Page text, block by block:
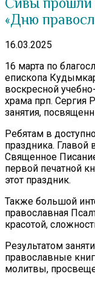
«Дню
16.03.2025
16 марта по
епископа
воскресной
храма прп. Сергия
занятия,
Ребятам в
праздника. Главой
Священное
первой печатной
этот праздник.
Также большой
православная
красотой,
Результатом
православные
молитвы,